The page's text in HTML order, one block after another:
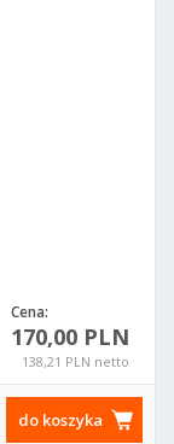
Cena:
170,00 PLN
138,21 PLN netto
do koszyka